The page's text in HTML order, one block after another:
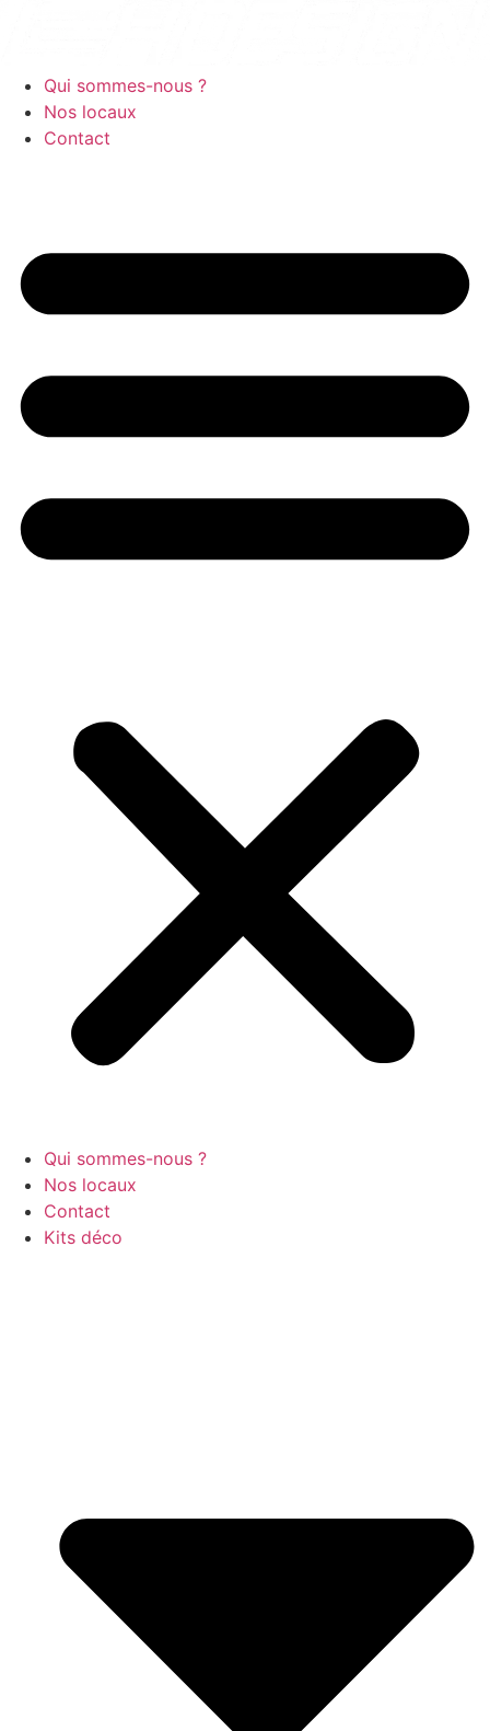
Qui sommes-nous ?
Nos locaux
Contact
Qui sommes-nous ?
Nos locaux
Contact
Kits déco